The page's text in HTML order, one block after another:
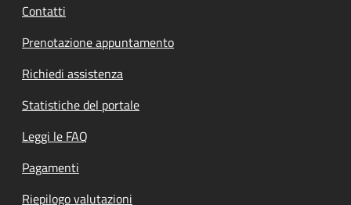
Contatti
Prenotazione appuntamento
Richiedi assistenza
Statistiche del portale
Leggi le FAQ
Pagamenti
Riepilogo valutazioni